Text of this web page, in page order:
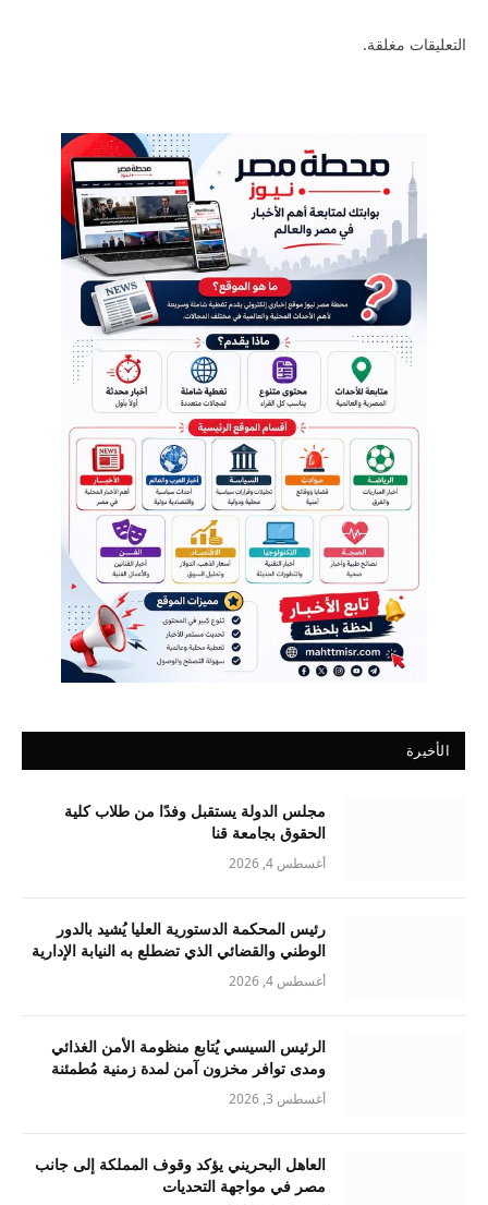
التعليقات مغلقة.
الأخيرة
مجلس الدولة يستقبل وفدًا من طلاب كلية
الحقوق بجامعة قنا
أغسطس 4, 2026
رئيس المحكمة الدستورية العليا يُشيد بالدور
الوطني والقضائي الذي تضطلع به النيابة الإدارية
أغسطس 4, 2026
الرئيس السيسي يُتابع منظومة الأمن الغذائي
ومدى توافر مخزون آمن لمدة زمنية مُطمئنة
أغسطس 3, 2026
العاهل البحريني يؤكد وقوف المملكة إلى جانب
مصر في مواجهة التحديات